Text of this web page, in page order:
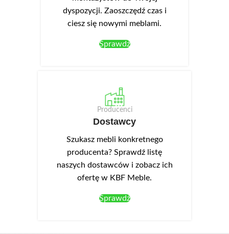
dyspozycji. Zaoszczędź czas i
ciesz się nowymi meblami.
Sprawdź
Producenci
Dostawcy
Szukasz mebli konkretnego
producenta? Sprawdź listę
naszych dostawców i zobacz ich
ofertę w KBF Meble.
Sprawdź